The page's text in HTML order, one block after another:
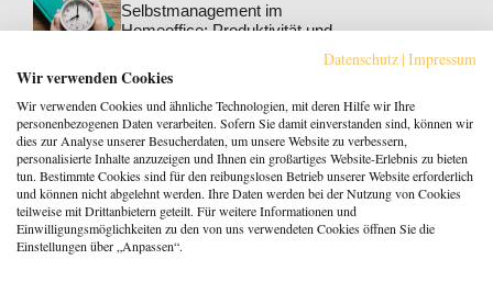
Selbstmanagement im
Homeoffice: Produktivität und
Berufspraxis
Klarheit gewinnt: Gebucht
werden als Coach:in im KI-
Zeitalter
Berufspraxis
Patientenrechtegesetz: 5
typische Irrtümer im Fakten-
Check
Coaching
Datenschutz | Impressum
Wir verwenden Cookies
Wir verwenden Cookies und ähnliche Technologien, mit deren Hilfe wir Ihre
personenbezogenen Daten verarbeiten. Sofern Sie damit einverstanden sind, können wir
dies zur Analyse unserer Besucherdaten, um unsere Website zu verbessern,
personalisierte Inhalte anzuzeigen und Ihnen ein großartiges Website-Erlebnis zu bieten
tun. Bestimmte Cookies sind für den reibungslosen Betrieb unserer Website erforderlich
und können nicht abgelehnt werden. Ihre Daten werden bei der Nutzung von Cookies
teilweise mit Drittanbietern geteilt. Für weitere Informationen und
Einwilligungsmöglichkeiten zu den von uns verwendeten Cookies öffnen Sie die
Einstellungen über „Anpassen“.